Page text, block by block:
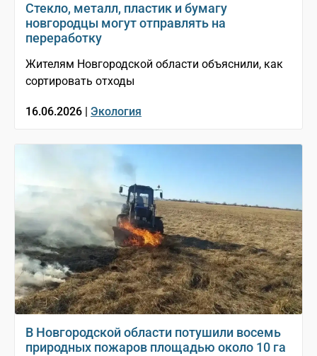
Стекло, металл, пластик и бумагу
новгородцы могут отправлять на
переработку
Жителям Новгородской области объяснили, как
сортировать отходы
16.06.2026 | Экология
В Новгородской области потушили восемь
природных пожаров площадью около 10 га